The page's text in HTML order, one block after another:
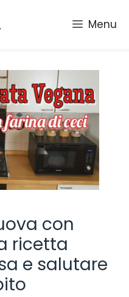
Menu
con
ricetta
e salutare